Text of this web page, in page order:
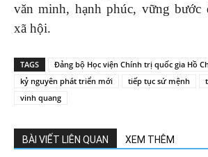
văn minh, hạnh phúc, vững bước
xã hội.
TAGS
Đảng bộ Học viện Chính trị quốc gia Hồ
kỷ nguyên phát triển mới
tiếp tục sứ mệnh
vinh quang
BÀI VIẾT LIÊN QUAN XEM THÊM